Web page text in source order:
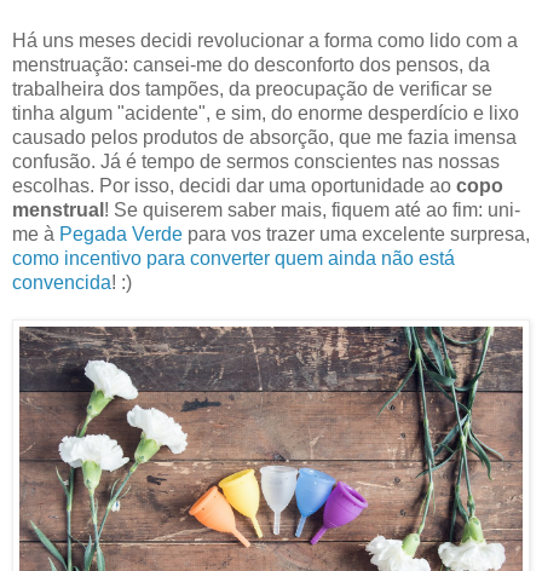
Há uns meses decidi revolucionar a forma como lido com a
menstruação: cansei-me do desconforto dos pensos, da
trabalheira dos tampões, da preocupação de verificar se
tinha algum "acidente", e sim, do enorme desperdício e lixo
causado pelos produtos de absorção, que me fazia imensa
confusão. Já é tempo de sermos conscientes nas nossas
escolhas. Por isso, decidi dar uma oportunidade ao copo
menstrual ! Se quiserem saber mais, fiquem até ao fim: uni-
me à Pegada Verde para vos trazer uma excelente surpresa,
como incentivo para converter quem ainda não está
convencida! :)